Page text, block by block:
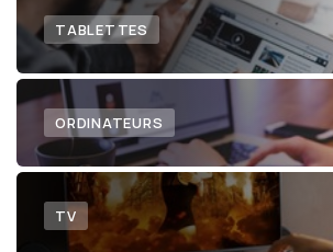
TABLETTES
ORDINATEURS
TV